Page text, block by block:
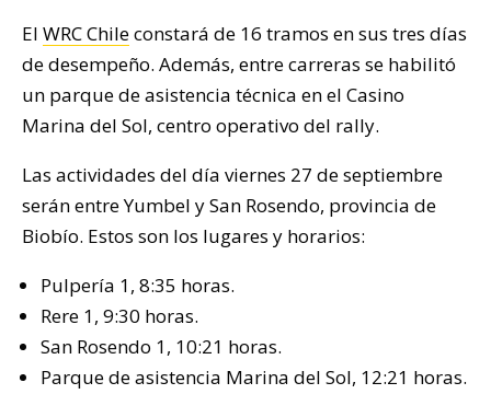
El WRC Chileconstará de 16 tramos en sus tres días
de desempeño. Además, entre carreras se habilitó
un parque de asistencia técnica en el Casino
Marina del Sol, centro operativo del rally.
Las actividades del día viernes 27 de septiembre
serán entre Yumbel y San Rosendo, provincia de
Biobío. Estos son los lugares y horarios:
Pulpería 1, 8:35 horas.
Rere 1, 9:30 horas.
San Rosendo 1, 10:21 horas.
Parque de asistencia Marina del Sol, 12:21 horas.